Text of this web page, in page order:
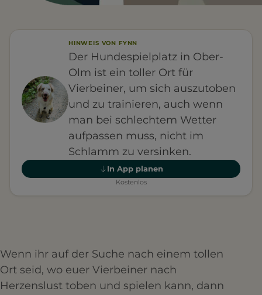
HINWEIS VON FYNN
Der Hundespielplatz in Ober-
Olm ist ein toller Ort für
Vierbeiner, um sich auszutoben
und zu trainieren, auch wenn
man bei schlechtem Wetter
aufpassen muss, nicht im
Schlamm zu versinken.
In App planen
Kostenlos
Wenn ihr auf der Suche nach einem tollen
Ort seid, wo euer Vierbeiner nach
Herzenslust toben und spielen kann, dann